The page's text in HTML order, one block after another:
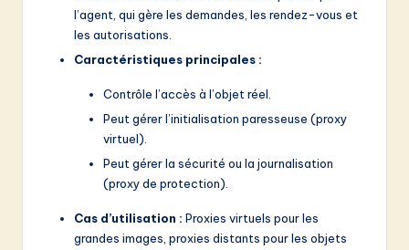
l’agent, qui gère les demandes, les rendez-vous et
les autorisations.
Caractéristiques principales :
Contrôle l’accès à l’objet réel.
Peut gérer l’initialisation paresseuse (proxy
virtuel).
Peut gérer la sécurité ou la journalisation
(proxy de protection).
Cas d’utilisation : Proxies virtuels pour les
grandes images, proxies distants pour les objets